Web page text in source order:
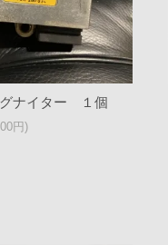
ナイター １個
円)